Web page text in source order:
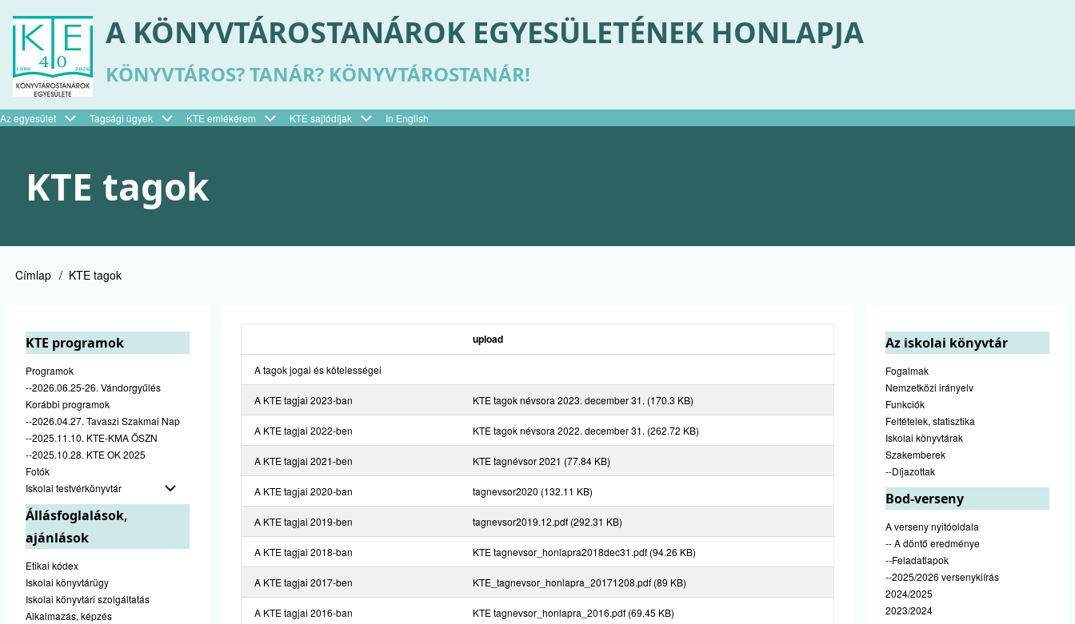
tartalomra
A KÖNYVTÁROSTANÁROK EGYESÜLETÉNEK HONLAPJA
KÖNYVTÁROS? TANÁR? KÖNYVTÁROSTANÁR!
Felső
Az egyesület Tagsági ügyek KTE emlékérem KTE sajtódíjak In English
KTE tagok
Morzsa
Címlap KTE tagok
KTE programok
Programok
--2026.06.25-26. Vándorgyűlés
Korábbi programok
--2026.04.27. Tavaszi Szakmai Nap
--2025.11.10. KTE-KMA ŐSZN
--2025.10.28. KTE OK 2025
Fotók
Iskolai testvérkönyvtár
Állásfoglalások,
ajánlások
Etikai kódex
Iskolai könyvtárügy
Iskolai könyvtári szolgáltatás
Alkalmazás, képzés
upload
A tagok jogai és kötelességei
A KTE tagjai 2023-ban KTE tagok névsora 2023. december 31. (170.3 KB)
A KTE tagjai 2022-ben KTE tagok névsora 2022. december 31. (262.72 KB)
A KTE tagjai 2021-ben KTE tagnévsor 2021 (77.84 KB)
A KTE tagjai 2020-ban tagnevsor2020 (132.11 KB)
A KTE tagjai 2019-ben tagnevsor2019.12.pdf (292.31 KB)
A KTE tagjai 2018-ban KTE tagnevsor_honlapra2018dec31.pdf (94.26 KB)
A KTE tagjai 2017-ben KTE_tagnevsor_honlapra_20171208.pdf (89 KB)
A KTE tagjai 2016-ban KTE tagnevsor_honlapra_2016.pdf (69.45 KB)
Az iskolai könyvtár
Fogalmak
Nemzetközi irányelv
Funkciók
Feltételek, statisztika
Iskolai könyvtárak
Szakemberek
--Díjazottak
Bod-verseny
A verseny nyitóoldala
-- A döntő eredménye
--Feladatlapok
--2025/2026 versenykiírás
2024/2025
2023/2024